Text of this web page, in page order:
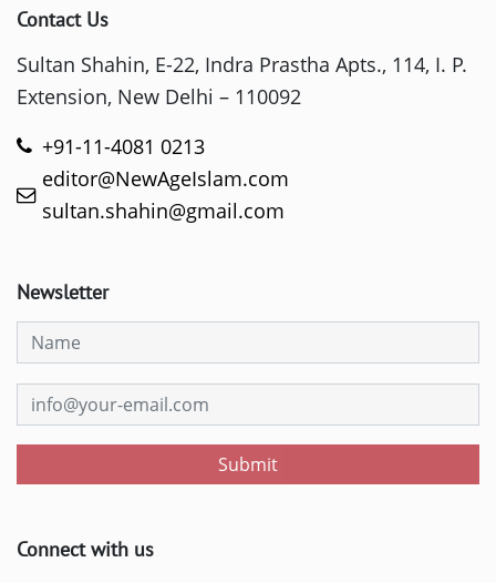
Contact Us
Sultan Shahin, E-22, Indra Prastha Apts., 114, I. P.
Extension, New Delhi – 110092
+91-11-4081 0213
editor@NewAgeIslam.com
sultan.shahin@gmail.com
Newsletter
Submit
Connect with us